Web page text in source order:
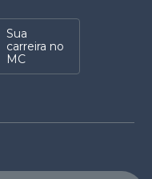
Sua
carreira no
MC